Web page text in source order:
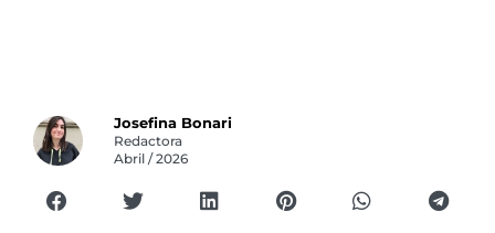
Josefina Bonari
Redactora
Abril / 2026